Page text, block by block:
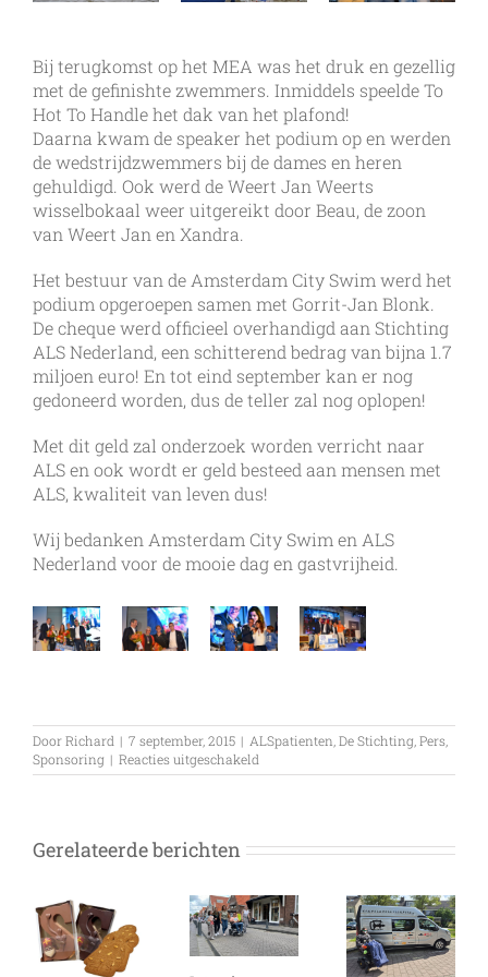
Bij terugkomst op het MEA was het druk en gezellig
met de gefinishte zwemmers. Inmiddels speelde To
Hot To Handle het dak van het plafond!
Daarna kwam de speaker het podium op en werden
de wedstrijdzwemmers bij de dames en heren
gehuldigd. Ook werd de Weert Jan Weerts
wisselbokaal weer uitgereikt door Beau, de zoon
van Weert Jan en Xandra.
Het bestuur van de Amsterdam City Swim werd het
podium opgeroepen samen met Gorrit-Jan Blonk.
De cheque werd officieel overhandigd aan Stichting
ALS Nederland, een schitterend bedrag van bijna 1.7
miljoen euro! En tot eind september kan er nog
gedoneerd worden, dus de teller zal nog oplopen!
Met dit geld zal onderzoek worden verricht naar
ALS en ook wordt er geld besteed aan mensen met
ALS, kwaliteit van leven dus!
Wij bedanken Amsterdam City Swim en ALS
Nederland voor de mooie dag en gastvrijheid.
DoorRichard | 7 september, 2015 | ALSpatienten De Stichting Pers
Sponsoring | Reacties uitgeschakeld
Amsterdam
Gerelateerde berichten